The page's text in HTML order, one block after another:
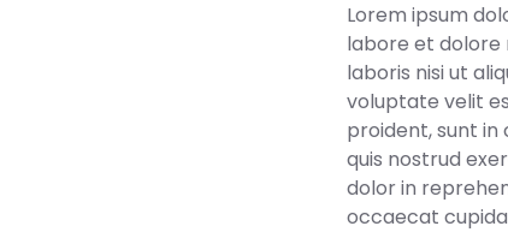
Lorem ipsum
labore et dolore
laboris nisi ut
voluptate velit
proident, sunt in
quis nostrud
dolor in
occaecat